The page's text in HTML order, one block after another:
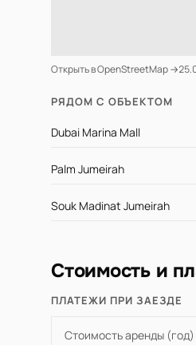
Открыть в OpenStreetMap →
РЯДОМ С ОБЪЕКТОМ
Dubai Marina Mall
Palm Jumeirah
Souk Madinat Jumeirah
Стоимость и
ПЛАТЕЖИ ПРИ ЗАЕЗДЕ
Стоимость аренды (год)